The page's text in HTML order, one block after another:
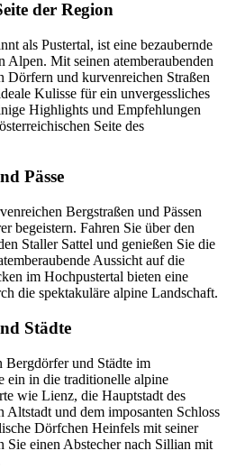
der Region
als Pustertal, ist eine bezaubernde
Alpen. Mit seinen atemberaubenden
Dörfern und kurvenreichen Straßen
Kulisse für ein unvergessliches
Highlights und Empfehlungen
Seite des
Pässe
Bergstraßen und Pässen
begeistern. Fahren Sie über den
Staller Sattel und genießen Sie die
Aussicht auf die
im Hochpustertal bieten eine
die spektakuläre alpine Landschaft.
Städte
Bergdörfer und Städte im
ein in die traditionelle alpine
wie Lienz, die Hauptstadt des
und dem imposanten Schloss
Dörfchen Heinfels mit seiner
Sie einen Abstecher nach Sillian mit